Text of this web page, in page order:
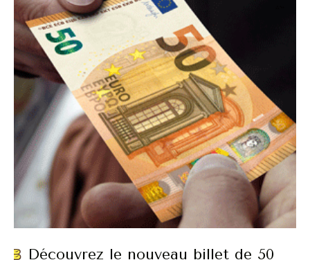
Découvrez le nouveau billet de 50